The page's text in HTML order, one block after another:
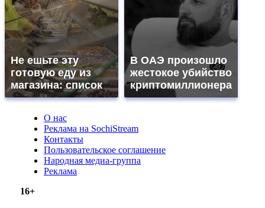
Не ешьте эту
готовую еду из
магазина: список
В ОАЭ произошло
жестокое убийство
криптомиллионера
О нас
Реклама на SochiStream
Контакты
Пользовательское соглашение
Народная медиа-группа
Реклама
16+